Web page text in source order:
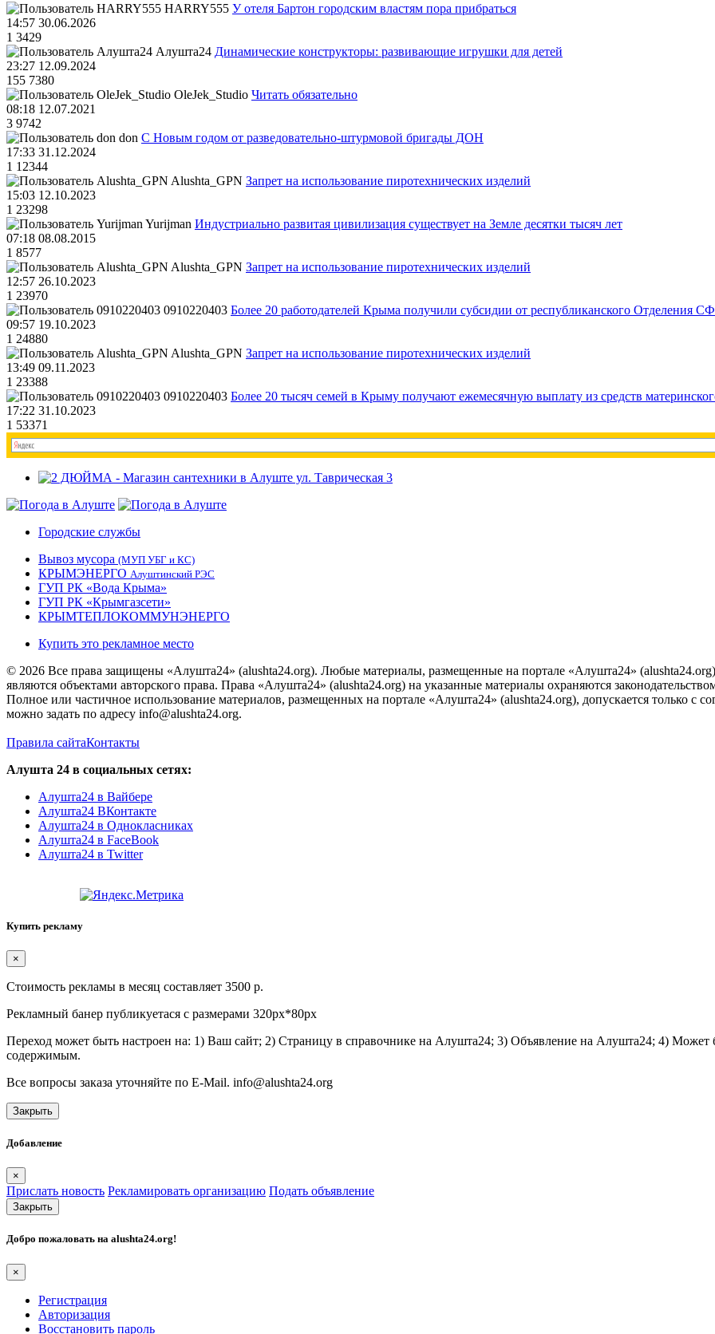
HARRY555 У отеля Бартон городским властям пора прибраться
14:57 30.06.2026
1 3429
Алушта24 Динамические конструкторы: развивающие игрушки для детей
23:27 12.09.2024
155 7380
OleJek_Studio Читать обязательно
08:18 12.07.2021
3 9742
don С Новым годом от разведовательно-штурмовой бригады ДОН
17:33 31.12.2024
1 12344
Alushta_GPN Запрет на использование пиротехнических изделий
15:03 12.10.2023
1 23298
Yurijman Индустриально развитая цивилизация существует на Земле десятки тысяч лет
07:18 08.08.2015
1 8577
Alushta_GPN Запрет на использование пиротехнических изделий
12:57 26.10.2023
1 23970
0910220403 Более 20 работодателей Крыма получили субсидии от республиканского Отделения
09:57 19.10.2023
1 24880
Alushta_GPN Запрет на использование пиротехнических изделий
13:49 09.11.2023
1 23388
0910220403 Более 20 тысяч семей в Крыму получают ежемесячную выплату из средств
17:22 31.10.2023
1 53371
Городские службы
Вывоз мусора (МУП УБГ и КС)
КРЫМЭНЕРГО Алуштинский РЭС
ГУП РК «Вода Крыма»
ГУП РК «Крымгазсети»
КРЫМТЕПЛОКОММУНЭНЕРГО
Купить это рекламное место
© 2026 Все права защищены «Алушта24» (alushta24.org). Любые материалы, размещенные на портале «Алушта24»
являются объектами авторского права. Права «Алушта24» (alushta24.org) на указанные материалы охраняются
Полное или частичное использование материалов, размещенных на портале «Алушта24» (alushta24.org), допускается только с
можно задать по адресу info@alushta24.org.
Правила сайтаКонтакты
Алушта 24 в социальных сетях:
Алушта24 в Вайбере
Алушта24 ВКонтакте
Алушта24 в Однокласниках
Алушта24 в FaceBook
Алушта24 в Twitter
Купить рекламу
×
Стоимость рекламы в месяц составляет 3500 р.
Рекламный банер публикуетася с размерами 320px*80px
Переход может быть настроен на: 1) Ваш сайт; 2) Страницу в справочнике на Алушта24; 3) Объявление на Алушта24; 4) Может
содержимым.
Все вопросы заказа уточняйте по E-Mail. info@alushta24.org
Закрыть
Добавление
×
Прислать новость Рекламировать организацию Подать объявление
Закрыть
Добро пожаловать на alushta24.org!
×
Регистрация
Авторизация
Восстановить пароль